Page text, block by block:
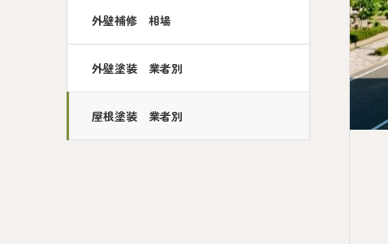
外壁補修 相場
外壁塗装 業者別
屋根塗装 業者別